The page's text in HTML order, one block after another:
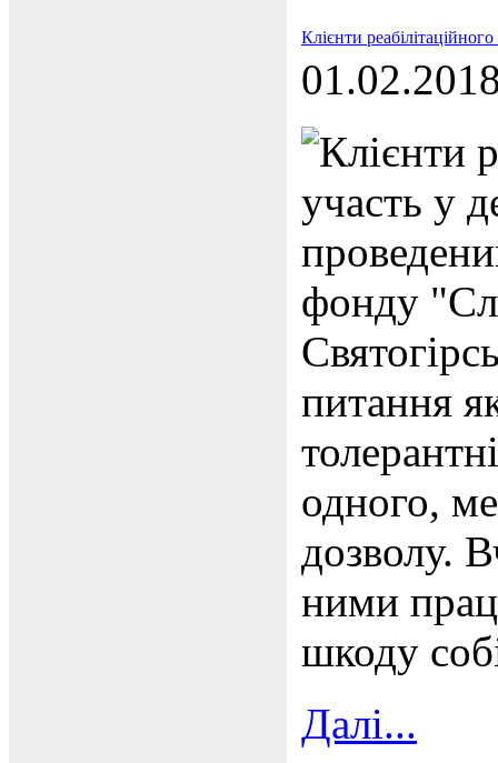
Клієнти
Клієнти
участь у
фонду
питання
одного,
дозволу.
ними
шкоду
Далі...